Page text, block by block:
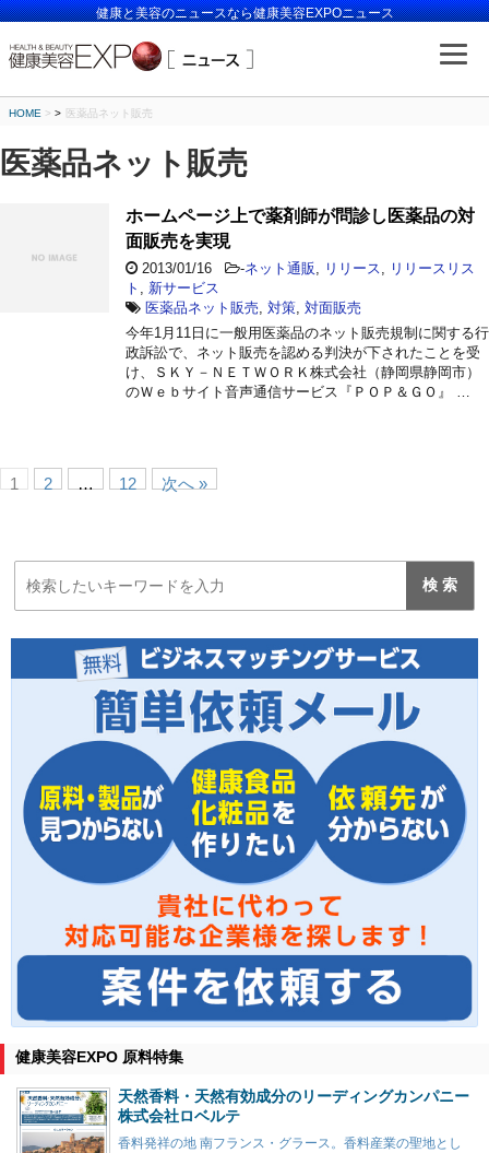
健康と美容のニュースなら健康美容EXPOニュース
HOME > 医薬品ネット販売
医薬品ネット販売
ホームページ上で薬剤師が問診し医薬品の対
面販売を実現
2013/01/16 -ネット通販 リリース
リリースリス
ト
新サービス
医薬品ネット販売 対策 対面販売
今年1月11日に一般用医薬品のネット販売規制に関する行
政訴訟で、ネット販売を認める判決が下されたことを受
け、ＳＫＹ－ＮＥＴＷＯＲＫ株式会社（静岡県静岡市）
のＷｅｂサイト音声通信サービス『ＰＯＰ＆ＧＯ』 …
1 2 … 12 次へ »
健康美容EXPO 原料特集
天然香料・天然有効成分のリーディングカンパニー
株式会社ロベルテ
香料発祥の地 南フランス・グラース。香料産業の聖地とし